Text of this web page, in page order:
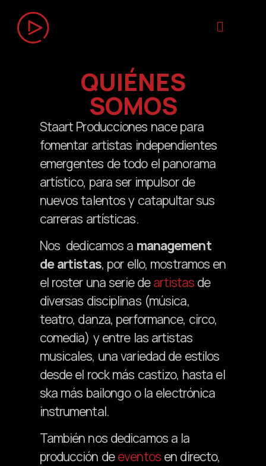
QUIÉNES
SOMOS
Staart Producciones nace para
fomentar artistas independientes
emergentes de todo el panorama
artístico, para ser impulsor de
nuevos talentos y catapultar sus
carreras artísticas.
Nos dedicamos a management
de artistas, por ello, mostramos en
el roster una serie deartistas de
diversas disciplinas (música,
teatro, danza, performance, circo,
comedia) y entre las artistas
musicales, una variedad de estilos
desde el rock más castizo, hasta el
ska más bailongo o la electrónica
instrumental.
También nos dedicamos a la
producción deeventosen directo,